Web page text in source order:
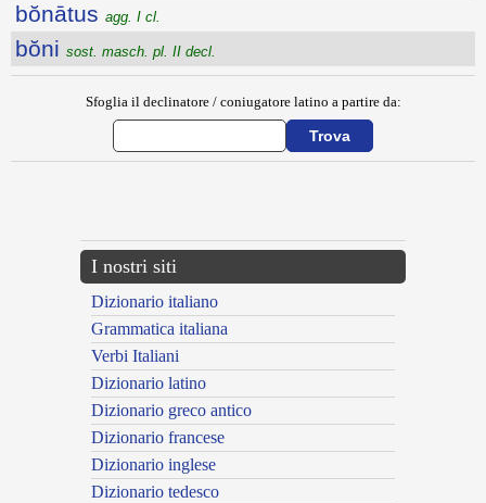
bŏnātus agg. I cl.
bŏni sost. masch. pl. II decl.
Sfoglia il declinatore / coniugatore latino a partire da:
I nostri siti
Dizionario italiano
Grammatica italiana
Verbi Italiani
Dizionario latino
Dizionario greco antico
Dizionario francese
Dizionario inglese
Dizionario tedesco